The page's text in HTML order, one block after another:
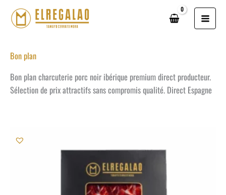
contenu
Bon plan
Bon plan charcuterie porc noir ibérique premium direct producteur.
Sélection de prix attractifs sans compromis qualité. Direct Espagne